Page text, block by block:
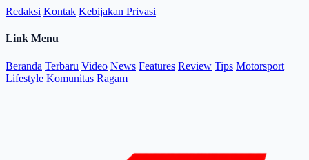
Redaksi Kontak Kebijakan Privasi
Link Menu
Beranda Terbaru Video News Features Review Tips Motorsport
Lifestyle Komunitas Ragam